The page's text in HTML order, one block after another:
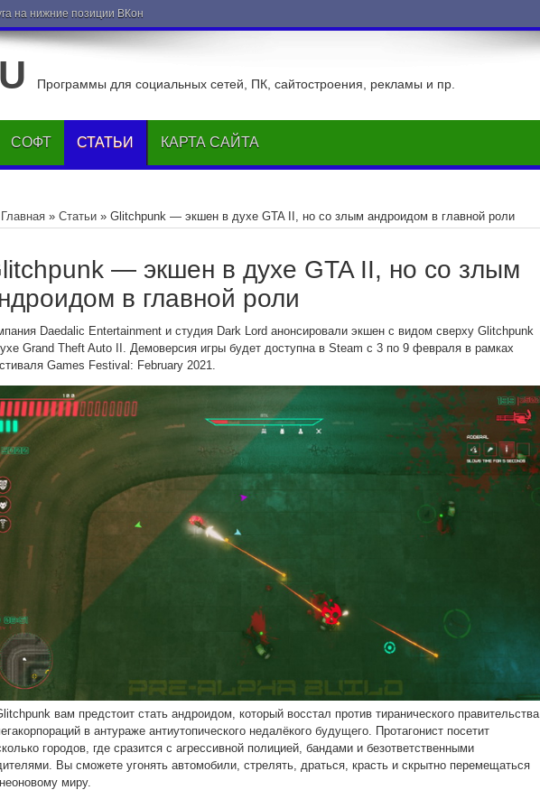
на нижние позиции ВКонтакте
Программы для социальных сетей, ПК, сайтостроения, рекламы и пр.
СОФТ СТАТЬИ КАРТА САЙТА
Главная » Статьи » Glitchpunk — экшен в духе GTA II, но со злым андроидом в главной роли
— экшен в духе GTA II, но со злым
в главной роли
Daedalic Entertainment и студия Dark Lord анонсировали экшен с видом сверху Glitchpunk
Grand Theft Auto II. Демоверсия игры будет доступна в Steam с 3 по 9 февраля в рамках
Games Festival: February 2021.
вам предстоит стать андроидом, который восстал против тиранического правительства
в антураже антиутопического недалёкого будущего. Протагонист посетит
городов, где сразится с агрессивной полицией, бандами и безответственными
Вы сможете угонять автомобили, стрелять, драться, красть и скрытно перемещаться
миру.